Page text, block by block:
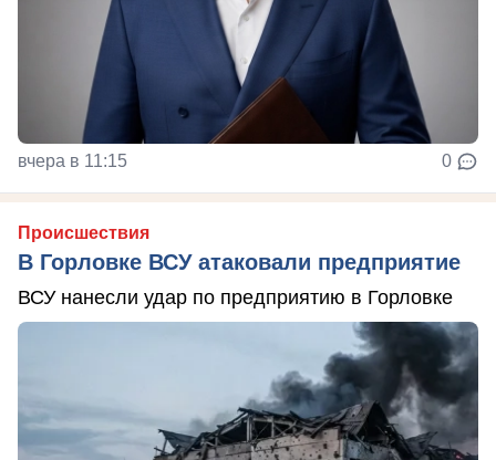
вчера в 11:15 0
Происшествия
В Горловке ВСУ атаковали предприятие
ВСУ нанесли удар по предприятию в Горловке